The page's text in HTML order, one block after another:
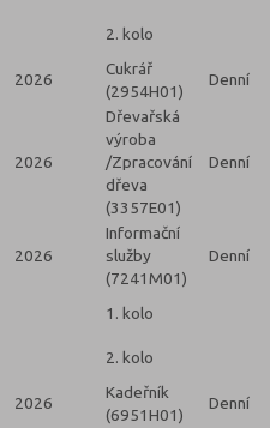
2. kolo
2026
Cukrář
(2954H01)
Denní
2026
Dřevařská
výroba
/Zpracování
dřeva
(3357E01)
Denní
2026
Informační
služby
(7241M01)
Denní
1. kolo
2. kolo
2026
Kadeřník
(6951H01)
Denní